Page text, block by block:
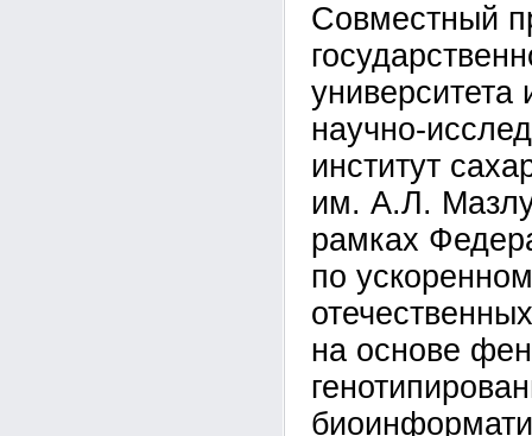
Совместный
университета
научно-
институт
им. А.Л.
рамках
по
на основе